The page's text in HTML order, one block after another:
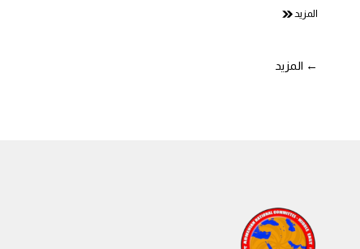
المزيد
تصفّح
المقالات
← المزيد